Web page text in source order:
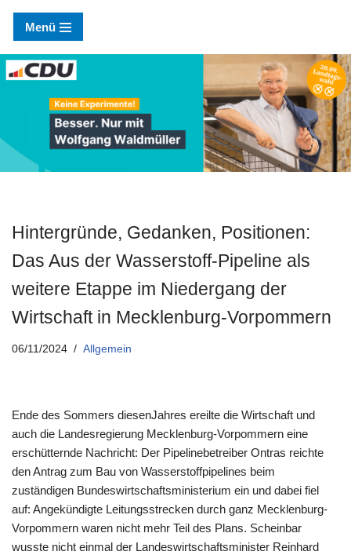
Zum
Inhalt
springen
Menü
Hintergründe, Gedanken, Positionen:
Das Aus der Wasserstoff-Pipeline als
weitere Etappe im Niedergang der
Wirtschaft in Mecklenburg-Vorpommern
06/11/2024 Allgemein
Ende des Sommers diesenJahres ereilte die Wirtschaft und
auch die Landesregierung Mecklenburg-Vorpommern eine
erschütternde Nachricht: Der Pipelinebetreiber Ontras reichte
den Antrag zum Bau von Wasserstoffpipelines beim
zuständigen Bundeswirtschaftsministerium ein und dabei fiel
auf: Angekündigte Leitungsstrecken durch ganz Mecklenburg-
Vorpommern waren nicht mehr Teil des Plans. Scheinbar
wusste nicht einmal der Landeswirtschaftsminister Reinhard